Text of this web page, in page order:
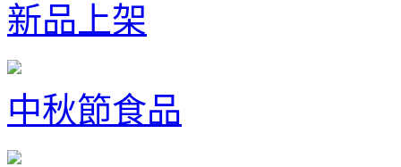
新品上架
中秋節食品